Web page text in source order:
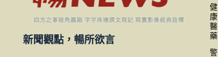
新聞觀點，暢所欲言
健
康
醫
藥
警